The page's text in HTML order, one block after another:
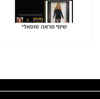
שינוי מראה טוטאלי